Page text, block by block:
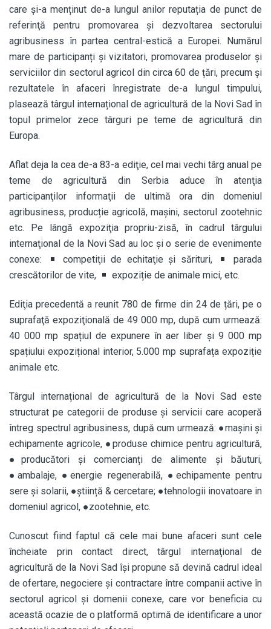
care şi-a menținut de-a lungul anilor reputația de punct de
referinţă pentru promovarea și dezvoltarea sectorului
agribusiness în partea central-estică a Europei. Numărul
mare de participanți și vizitatori, promovarea produselor și
serviciilor din sectorul agricol din circa 60 de țări, precum și
rezultatele în afaceri înregistrate de-a lungul timpului,
plasează târgul internațional de agricultură de la Novi Sad în
topul primelor zece târguri pe teme de agricultură din
Europa.
Aflat deja la cea de-a 83-a ediţie, cel mai vechi târg anual pe
teme de agricultură din Serbia aduce în atenţia
participanţilor informaţii de ultimă ora din domeniul
agribusiness, producție agricolă, mașini, sectorul zootehnic
etc. Pe lângă expoziţia propriu-zisă, în cadrul târgului
internaţional de la Novi Sad au loc şi o serie de evenimente
conexe:
competiţii de echitaţie şi sărituri,
parada
crescătorilor de vite,
expoziție de animale mici, etc.
Ediţia precedentă a reunit 780 de firme din 24 de țări, pe o
suprafaţă expoziţională de 49 000 mp, după cum urmează:
40 000 mp spațiul de expunere în aer liber şi 9 000 mp
spațiului expozițional interior, 5.000 mp suprafața expoziție
animale etc.
Târgul internațional de agricultură de la Novi Sad este
structurat pe categorii de produse şi servicii care acoperă
întreg spectrul agribusiness, după cum urmează: ●mașini și
echipamente agricole, ●produse chimice pentru agricultură,
●producători și comercianți de alimente și băuturi,
●ambalaje, ●energie regenerabilă, ●echipamente pentru
sere şi solarii, ●ştiință & cercetare; ●tehnologii inovatoare in
domeniul agricol, ●zootehnie, etc.
Cunoscut fiind faptul că cele mai bune afaceri sunt cele
încheiate prin contact direct, târgul internaţional de
agricultură de la Novi Sad îşi propune să devină cadrul ideal
de ofertare, negociere şi contractare între companii active în
sectorul agricol şi domenii conexe, care vor beneficia cu
această ocazie de o platformă optimă de identificare a unor